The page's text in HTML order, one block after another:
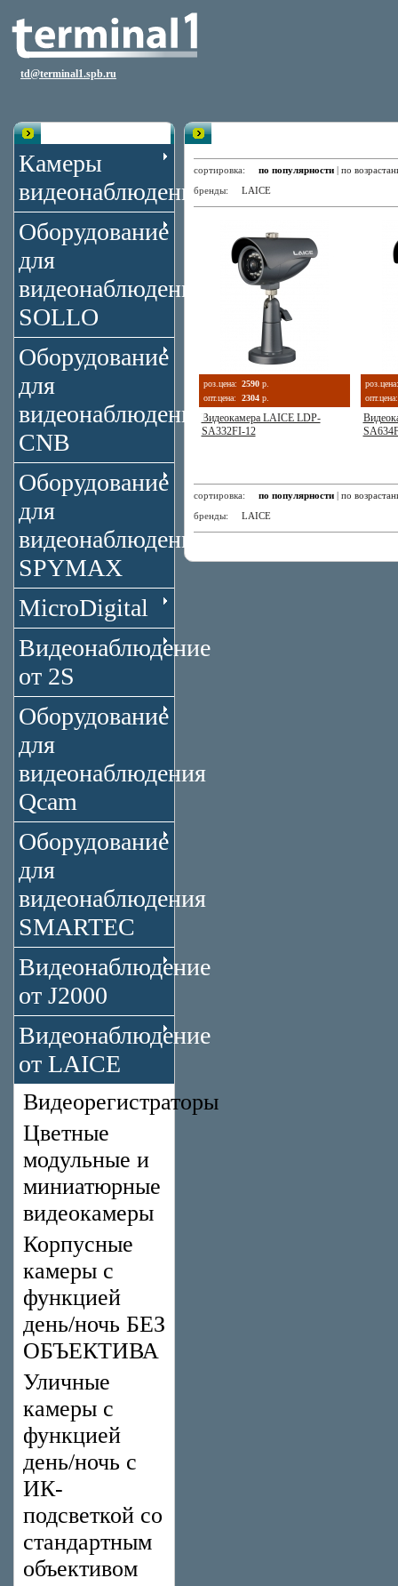
td@terminal1.spb.ru
Камеры
видеонаблюдения
Оборудование
для
видеонаблюдения
SOLLO
Оборудование
для
видеонаблюдения
CNB
Оборудование
для
видеонаблюдения
SPYMAX
MicroDigital
Видеонаблюдение
от 2S
Оборудование
для
видеонаблюдения
Qcam
Оборудование
для
видеонаблюдения
SMARTEC
Видеонаблюдение
от J2000
Видеонаблюдение
от LAICE
Видеорегистраторы
Цветные
модульные и
миниатюрные
видеокамеры
Корпусные
камеры с
функцией
день/ночь БЕЗ
ОБЪЕКТИВА
Уличные
камеры с
функцией
день/ночь с
ИК-
подсветкой со
стандартным
объективом
сортировка: по популярности | по
бренды: LAICE
роз.цена: 2590 р.
опт.цена:
2304 р.
Видеокамера LAICE LDP-
SA332FI-12
роз.цена:
опт.цена:
сортировка: по популярности | по
бренды: LAICE